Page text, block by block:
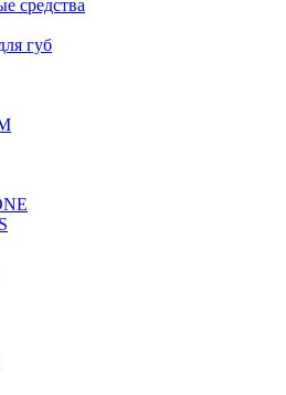
средства
губ